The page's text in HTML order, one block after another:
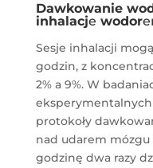
Dawkowanie
inhalacje wodor
Sesje inhalacji
godzin, z
2% a 9%. W
protokoły
nad udarem mózgu
godzinę dwa razy